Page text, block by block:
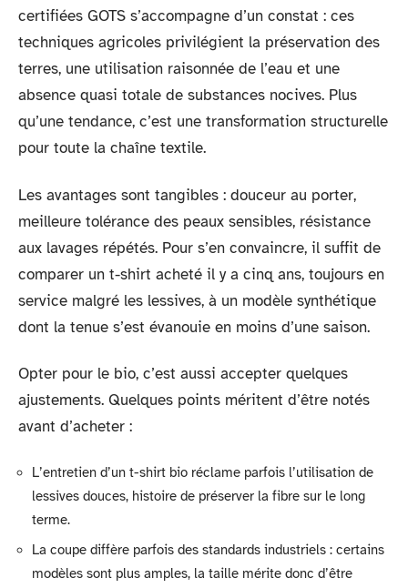
certifiées GOTS s’accompagne d’un constat : ces
techniques agricoles privilégient la préservation des
terres, une utilisation raisonnée de l’eau et une
absence quasi totale de substances nocives. Plus
qu’une tendance, c’est une transformation structurelle
pour toute la chaîne textile.
Les avantages sont tangibles : douceur au porter,
meilleure tolérance des peaux sensibles, résistance
aux lavages répétés. Pour s’en convaincre, il suffit de
comparer un t-shirt acheté il y a cinq ans, toujours en
service malgré les lessives, à un modèle synthétique
dont la tenue s’est évanouie en moins d’une saison.
Opter pour le bio, c’est aussi accepter quelques
ajustements. Quelques points méritent d’être notés
avant d’acheter :
L’entretien d’un t-shirt bio réclame parfois l’utilisation de
lessives douces, histoire de préserver la fibre sur le long
terme.
La coupe diffère parfois des standards industriels : certains
modèles sont plus amples, la taille mérite donc d’être